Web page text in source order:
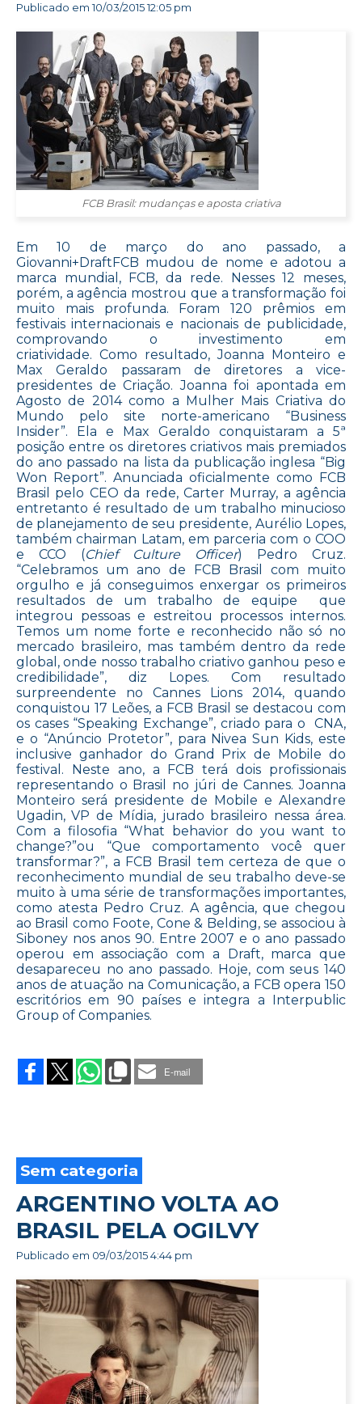
Publicado em10/03/2015 12:05 pm
FCB Brasil: mudanças e aposta criativa
Em 10 de março do ano passado, a
Giovanni+DraftFCB mudou de nome e adotou a
marca mundial, FCB, da rede. Nesses 12 meses,
porém, a agência mostrou que a transformação foi
muito mais profunda. Foram 120 prêmios em
festivais internacionais e nacionais de publicidade,
comprovando o investimento em
criatividade. Como resultado, Joanna Monteiro e
Max Geraldo passaram de diretores a vice-
presidentes de Criação. Joanna foi apontada em
Agosto de 2014 como a Mulher Mais Criativa do
Mundo pelo site norte-americano “Business
Insider”. Ela e Max Geraldo conquistaram a 5ª
posição entre os diretores criativos mais premiados
do ano passado na lista da publicação inglesa “Big
Won Report”. Anunciada oficialmente como FCB
Brasil pelo CEO da rede, Carter Murray, a agência
entretanto é resultado de um trabalho minucioso
de planejamento de seu presidente, Aurélio Lopes,
também chairman Latam, em parceria com o COO
e CCO (Chief Culture Officer) Pedro Cruz.
“Celebramos um ano de FCB Brasil com muito
orgulho e já conseguimos enxergar os primeiros
resultados de um trabalho de equipe que
integrou pessoas e estreitou processos internos.
Temos um nome forte e reconhecido não só no
mercado brasileiro, mas também dentro da rede
global, onde nosso trabalho criativo ganhou peso e
credibilidade”, diz Lopes. Com resultado
surpreendente no Cannes Lions 2014, quando
conquistou 17 Leões, a FCB Brasil se destacou com
os cases “Speaking Exchange”, criado para o CNA,
e o “Anúncio Protetor”, para Nivea Sun Kids, este
inclusive ganhador do Grand Prix de Mobile do
festival. Neste ano, a FCB terá dois profissionais
representando o Brasil no júri de Cannes. Joanna
Monteiro será presidente de Mobile e Alexandre
Ugadin, VP de Mídia, jurado brasileiro nessa área.
Com a filosofia “What behavior do you want to
change?”ou “Que comportamento você quer
transformar?”, a FCB Brasil tem certeza de que o
reconhecimento mundial de seu trabalho deve-se
muito à uma série de transformações importantes,
como atesta Pedro Cruz. A agência, que chegou
ao Brasil como Foote, Cone & Belding, se associou à
Siboney nos anos 90. Entre 2007 e o ano passado
operou em associação com a Draft, marca que
desapareceu no ano passado. Hoje, com seus 140
anos de atuação na Comunicação, a FCB opera 150
escritórios em 90 países e integra a Interpublic
Group of Companies.
ANO,
TRANSFORMAÇÕES
E-mail
Sem categoria
ARGENTINO VOLTA AO
BRASIL PELA OGILVY
Publicado em 09/03/2015 4:44 pm